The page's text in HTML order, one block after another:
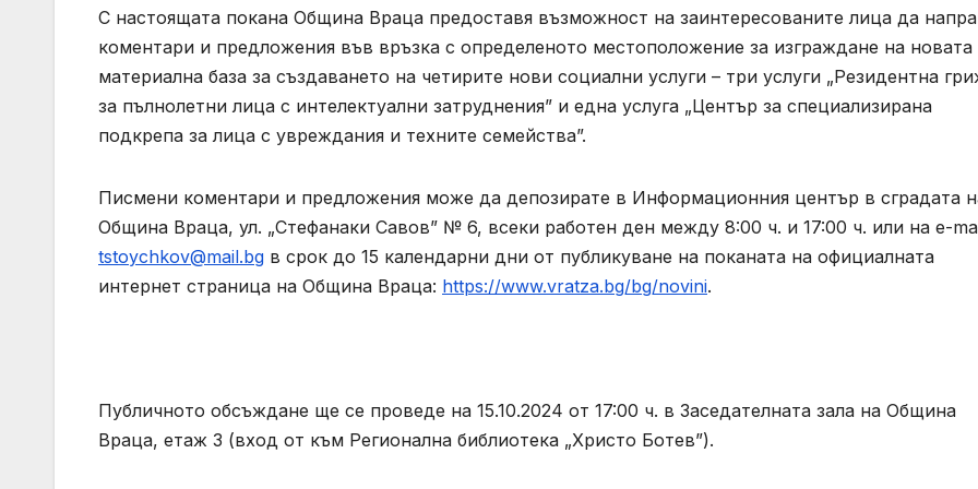
С настоящата покана Община Враца предоставя възможност на заинтересованите лица да
коментари и предложения във връзка с определеното местоположение за изграждане на новата
материална база за създаването на четирите нови социални услуги – три услуги „Резидентна
за пълнолетни лица с интелектуални затруднения” и една услуга „Център за специализирана
подкрепа за лица с увреждания и техните семейства”.
Писмени коментари и предложения може да депозирате в Информационния център в сградата
Община Враца, ул. „Стефанаки Савов” № 6, всеки работен ден между 8:00 ч. и 17:00 ч. или на е-
tstoychkov@mail.bg в срок до 15 календарни дни от публикуване на поканата на официалната
интернет страница на Община Враца: https://www.vratza.bg/bg/novini.
Публичното обсъждане ще се проведе на 15.10.2024 от 17:00 ч. в Заседателната зала на Община
Враца, етаж 3 (вход от към Регионална библиотека „Христо Ботев”).